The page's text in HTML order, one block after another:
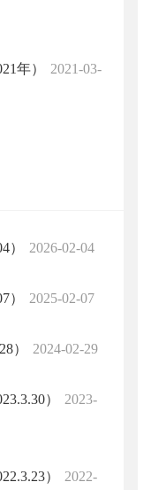
年）
2021-03-
） 2026-02-04
） 2025-02-07
） 2024-02-29
）
2023-
）
2022-